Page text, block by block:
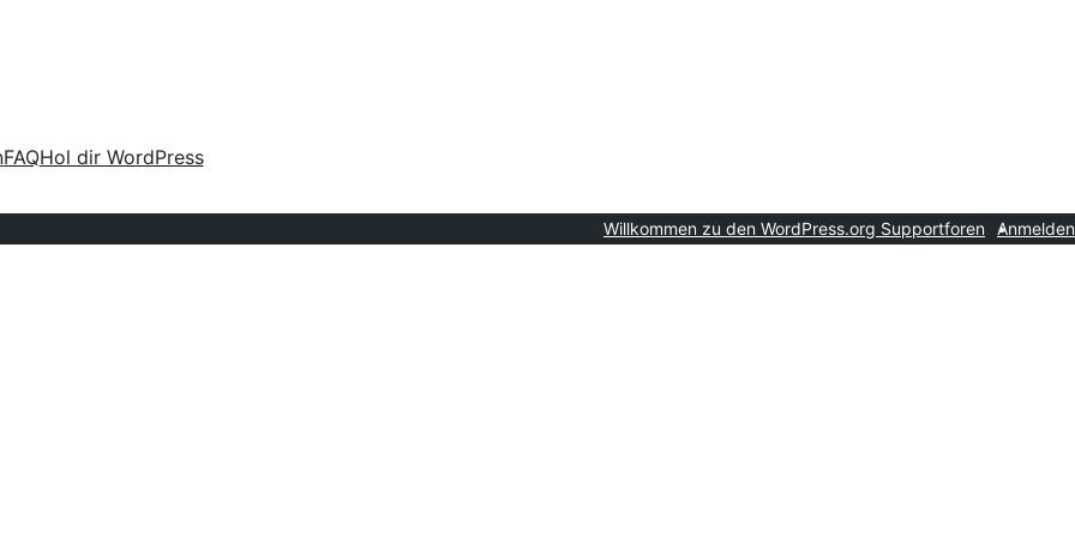
FAQHol dir WordPress
Willkommen zu den WordPress.org Supportforen Anmelden